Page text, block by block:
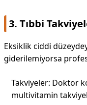
3. Tıbbi
Eksiklik ciddi
giderilemiyorsa
Takviyeler: Doktor
multivitamin